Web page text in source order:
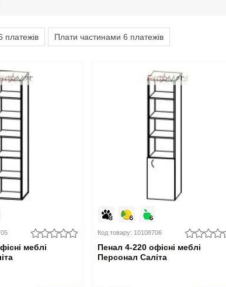
платежів Плати частинами 6 платежів
меблі
Код товару: 10108706
Пенал 4-220 офісні меблі
Персонал Саліта